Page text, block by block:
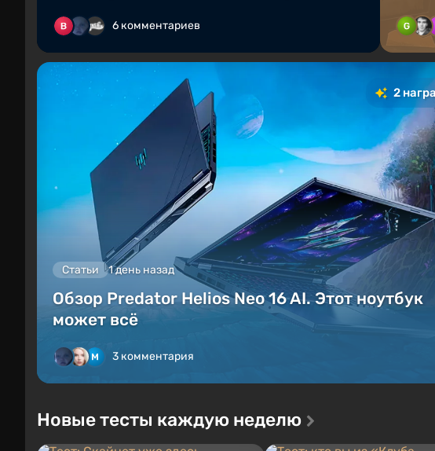
6 комментариев
2
Статьи 1 день назад
Обзор Predator Helios Neo 16 AI. Этот ноутбук
может всё
3 комментария
Новые тесты каждую неделю